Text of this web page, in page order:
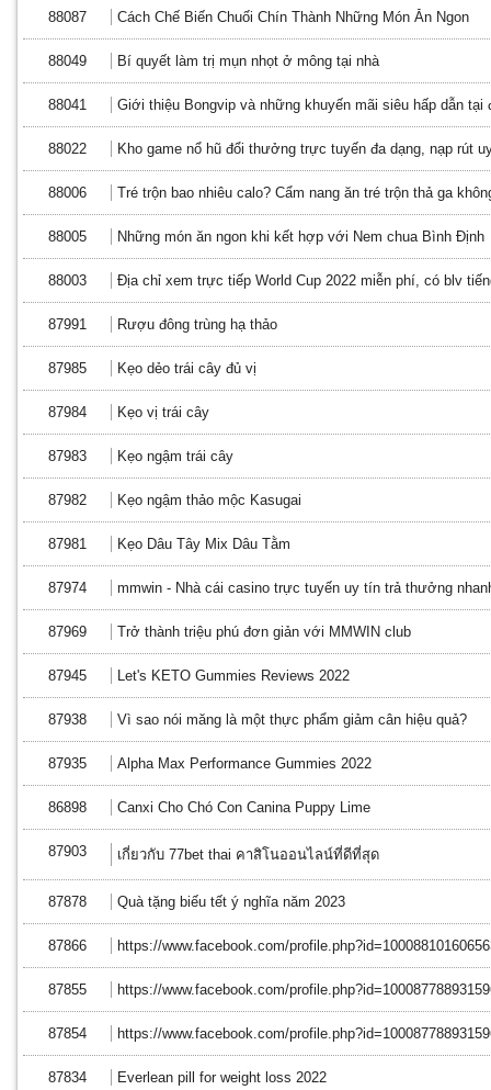
88087 Cách Chế Biến Chuối Chín Thành Những Món Ăn Ngon
88049 Bí quyết làm trị mụn nhọt ở mông tại nhà
88041 Giới thiệu Bongvip và những khuyến mãi siêu hấp dẫn tại
88022 Kho game nổ hũ đổi thưởng trực tuyến đa dạng, nạp rút
88006 Tré trộn bao nhiêu calo? Cẩm nang ăn tré trộn thả ga
88005 Những món ăn ngon khi kết hợp với Nem chua Bình Định
88003 Địa chỉ xem trực tiếp World Cup 2022 miễn phí, có blv
87991 Rượu đông trùng hạ thảo
87985 Kẹo dẻo trái cây đủ vị
87984 Kẹo vị trái cây
87983 Kẹo ngậm trái cây
87982 Kẹo ngậm thảo mộc Kasugai
87981 Kẹo Dâu Tây Mix Dâu Tằm
87974 mmwin - Nhà cái casino trực tuyến uy tín trả thưởng
87969 Trở thành triệu phú đơn giản với MMWIN club
87945 Let's KETO Gummies Reviews 2022
87938 Vì sao nói măng là một thực phẩm giảm cân hiệu quả?
87935 Alpha Max Performance Gummies 2022
86898 Canxi Cho Chó Con Canina Puppy Lime
87903 เกี่ยวกับ 77bet thai คาสิโนออนไลน์ที่ดีที่สุด
87878 Quà tặng biếu tết ý nghĩa năm 2023
87866 https://www.facebook.com/
87855 https://www.facebook.com/
87854 https://www.facebook.com/
87834 Everlean pill for weight loss 2022